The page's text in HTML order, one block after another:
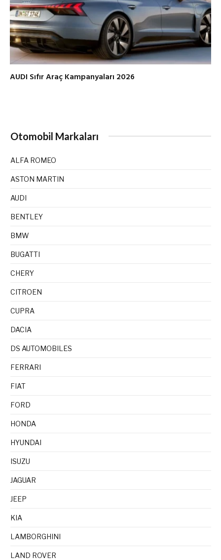
AUDI Sıfır Araç Kampanyaları 2026
Otomobil Markaları
ALFA ROMEO
ASTON MARTIN
AUDI
BENTLEY
BMW
BUGATTI
CHERY
CITROEN
CUPRA
DACIA
DS AUTOMOBILES
FERRARI
FIAT
FORD
HONDA
HYUNDAI
ISUZU
JAGUAR
JEEP
KIA
LAMBORGHINI
LAND ROVER